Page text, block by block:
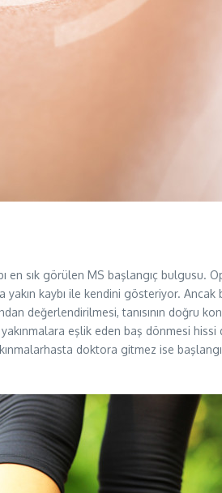
en sık görülen MS başlangıç bulgusu.
yakın kaybı ile kendini gösteriyor.
değerlendirilmesi, tanısının doğru
eşlik eden baş dönmesi hissi
doktora gitmez ise